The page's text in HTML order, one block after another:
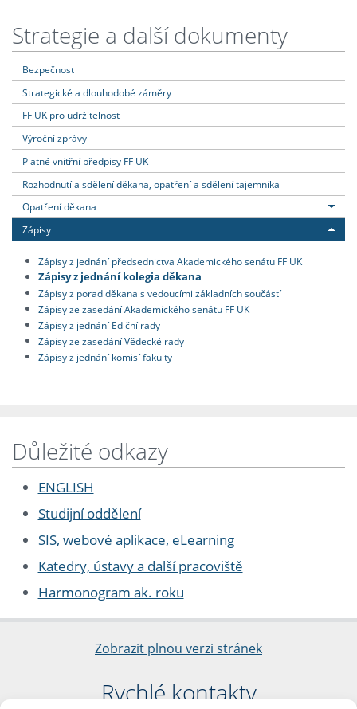
Strategie a další dokumenty
Bezpečnost
Strategické a dlouhodobé záměry
FF UK pro udržitelnost
Výroční zprávy
Platné vnitřní předpisy FF UK
Rozhodnutí a sdělení děkana, opatření a sdělení tajemníka
Opatření děkana
Zápisy
Zápisy z jednání předsednictva Akademického senátu FF UK
Zápisy z jednání kolegia děkana
Zápisy z porad děkana s vedoucími základních součástí
Zápisy ze zasedání Akademického senátu FF UK
Zápisy z jednání Ediční rady
Zápisy ze zasedání Vědecké rady
Zápisy z jednání komisí fakulty
Důležité odkazy
ENGLISH
Studijní oddělení
SIS, webové aplikace, eLearning
Katedry, ústavy a další pracoviště
Harmonogram ak. roku
Zobrazit plnou verzi stránek
Rychlé kontakty